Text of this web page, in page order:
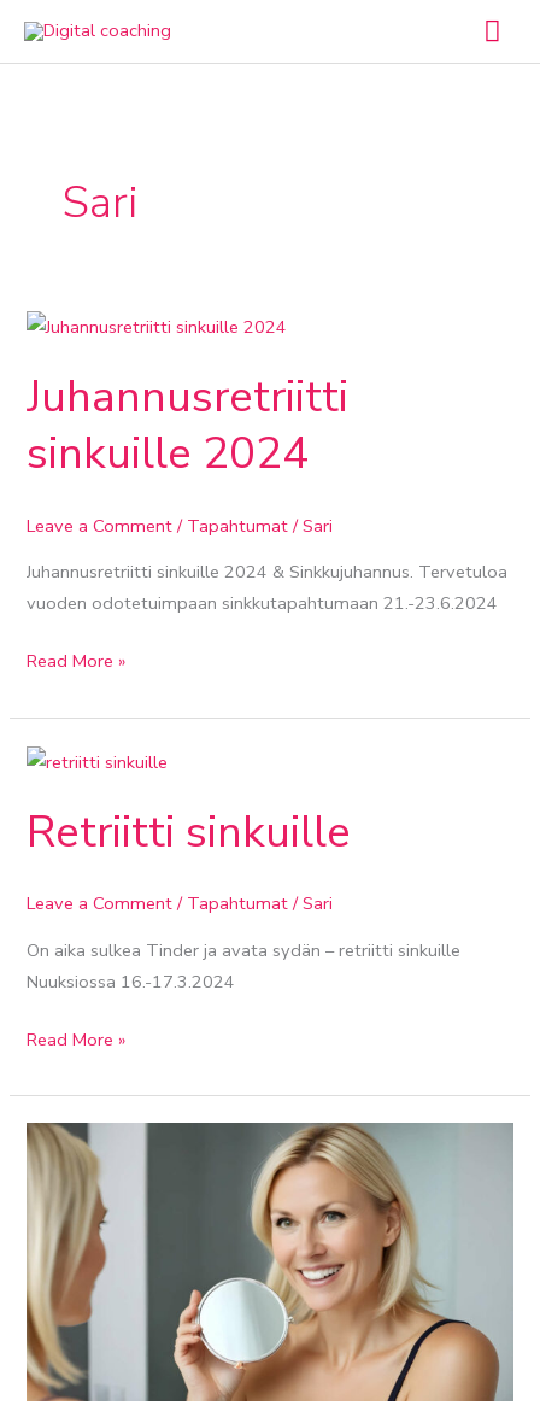
Sari
Juhannusretriitti
sinkuille 2024
Leave a Comment / Tapahtumat /Sari
Juhannusretriitti sinkuille 2024 & Sinkkujuhannus. Tervetuloa
vuoden odotetuimpaan sinkkutapahtumaan 21.-23.6.2024
Juhannusretriitti
2024
Read More »
Retriitti sinkuille
Leave a Comment / Tapahtumat/Sari
On aika sulkea Tinder ja avata sydän – retriitti sinkuille
Nuuksiossa 16.-17.3.2024
Retriitti
Read More »
Kuinka
hyväksyä
rakastaa
itseäsi
–
12
askelta